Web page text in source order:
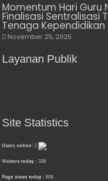
Momentum Hari Guru
Finalisasi Sentralisasi
Tenaga Kependidikan
November 25, 2025
Layanan Publik
Site Statistics
Users online:2
Visitors today :336
Page views today :606